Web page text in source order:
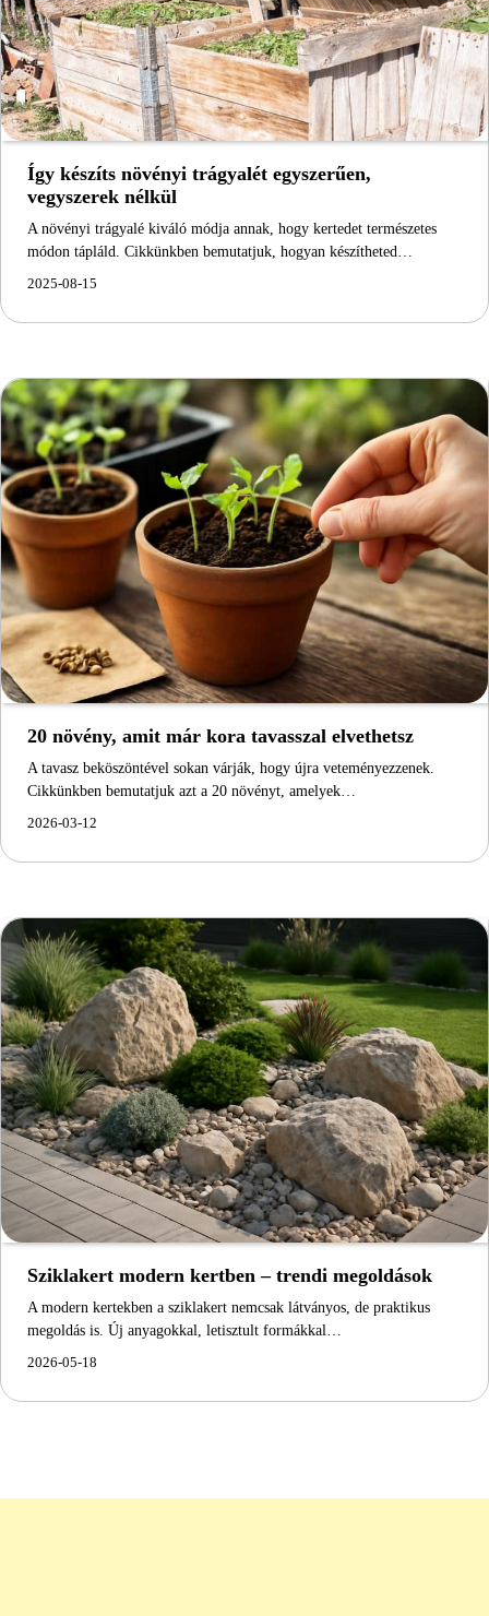
Így készíts növényi trágyalét egyszerűen,
vegyszerek nélkül
A növényi trágyalé kiváló módja annak, hogy kertedet természetes
módon tápláld. Cikkünkben bemutatjuk, hogyan készítheted…
2025-08-15
20 növény, amit már kora tavasszal elvethetsz
A tavasz beköszöntével sokan várják, hogy újra veteményezzenek.
Cikkünkben bemutatjuk azt a 20 növényt, amelyek…
2026-03-12
Sziklakert modern kertben – trendi megoldások
A modern kertekben a sziklakert nemcsak látványos, de praktikus
megoldás is. Új anyagokkal, letisztult formákkal…
2026-05-18